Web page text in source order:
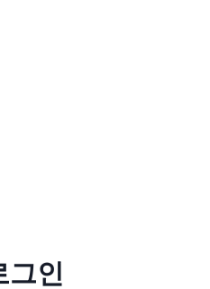
그인